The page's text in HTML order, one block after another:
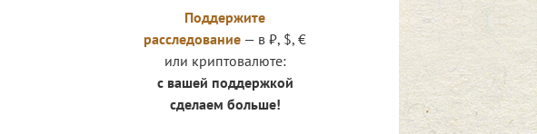
Поддержите
расследование — в ₽, $, €
или криптовалюте:
с вашей поддержкой
сделаем больше!